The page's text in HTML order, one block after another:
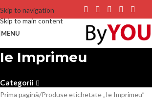
Skip to navigation
Skip to main content
MENU
Ie Imprimeu
Categorii
Prima pagină Produse etichetate „Ie Imprimeu”